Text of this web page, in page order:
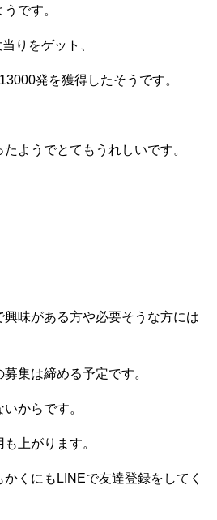
です。
りをゲット、
発を獲得したそうです。
ようでとてもうれしいです。
味がある方や必要そうな方には
集は締める予定です。
からです。
上がります。
くにもLINEで友達登録をしてく